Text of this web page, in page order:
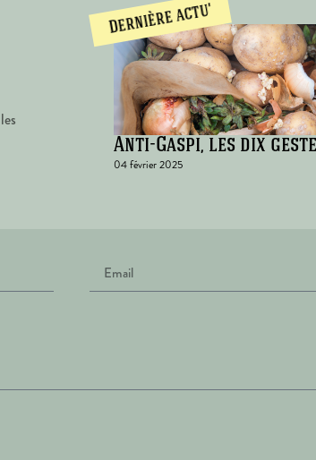
Anti-Gaspi, les dix
04 février 2025
Dernière actu'